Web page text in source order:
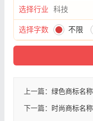
选择行业
选择字数 不限
上一篇： 绿色商标名
下一篇： 时尚商标名